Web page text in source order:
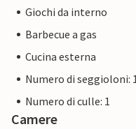
Giochi da interno
Barbecue a gas
Cucina esterna
Numero di seggioloni:
Numero di culle: 1
Camere